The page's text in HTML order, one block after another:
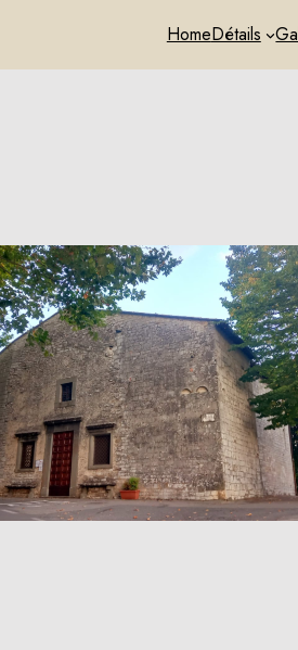
HomeDétails